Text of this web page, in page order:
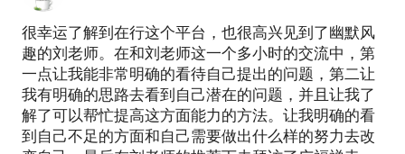
很幸运了解到在行这个平台，也很高兴见到了幽默风
趣的刘老师。在和刘老师这一个多小时的交流中，第
一点让我能非常明确的看待自己提出的问题，第二让
我有明确的思路去看到自己潜在的问题，并且让我了
解了可以帮忙提高这方面能力的方法。让我明确的看
到自己不足的方面和自己需要做出什么样的努力去改